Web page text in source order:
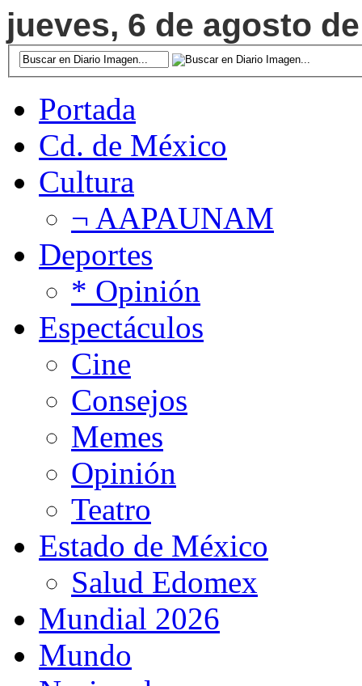
jueves, 6 de agosto
Portada
Cd. de México
Cultura
¬ AAPAUNAM
Deportes
* Opinión
Espectáculos
Cine
Consejos
Memes
Opinión
Teatro
Estado de México
Salud Edomex
Mundial 2026
Mundo